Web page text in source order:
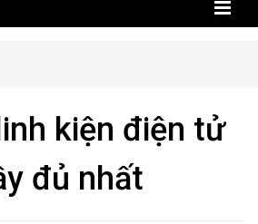
kiện điện tử
đủ nhất